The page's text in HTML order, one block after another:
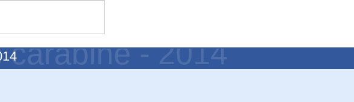
carabine - 2014